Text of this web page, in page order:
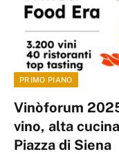
PRIMO PIANO
Vinòforum
vino, alta
Piazza di Siena